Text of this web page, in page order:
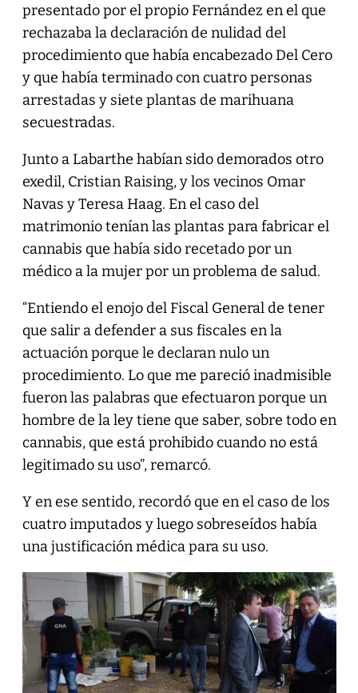
presentado por el propio Fernández en el que
rechazaba la declaración de nulidad del
procedimiento que había encabezado Del Cero
y que había terminado con cuatro personas
arrestadas y siete plantas de marihuana
secuestradas.
Junto a Labarthe habían sido demorados otro
exedil, Cristian Raising, y los vecinos Omar
Navas y Teresa Haag. En el caso del
matrimonio tenían las plantas para fabricar el
cannabis que había sido recetado por un
médico a la mujer por un problema de salud.
“Entiendo el enojo del Fiscal General de tener
que salir a defender a sus fiscales en la
actuación porque le declaran nulo un
procedimiento. Lo que me pareció inadmisible
fueron las palabras que efectuaron porque un
hombre de la ley tiene que saber, sobre todo en
cannabis, que está prohibido cuando no está
legitimado su uso”, remarcó.
Y en ese sentido, recordó que en el caso de los
cuatro imputados y luego sobreseídos había
una justificación médica para su uso.